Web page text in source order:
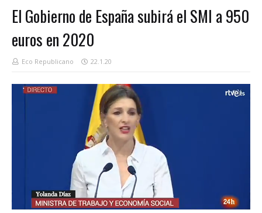
El Gobierno de España subirá el SMI a 950
euros en 2020
Eco Republicano 22.1.20